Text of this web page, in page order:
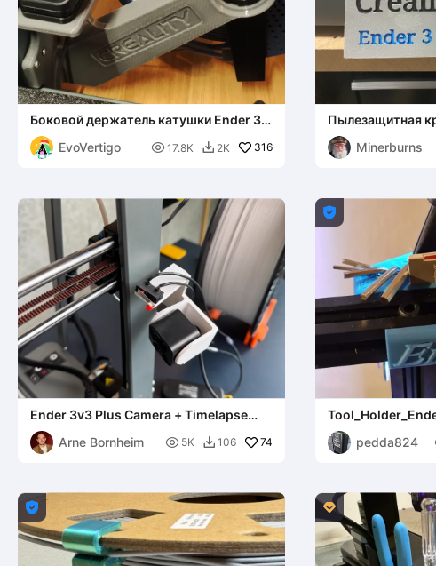
Боковой держатель катушки Ender 3
V3 Plus v2
EvoVertigo
 17.8K  2K 316
Пылезащитная
Ender 3 V3 и
Minerburns
Ender 3v3 Plus Camera + Timelapse
Bracket
Arne Bornheim
 5K  106 74

pedda824
 